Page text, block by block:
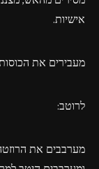
אישיות.
מעבירים את הכוסות
לרוטב:
מערבבים את